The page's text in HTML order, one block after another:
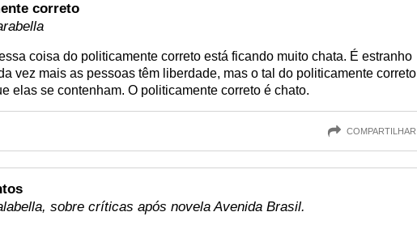
correto
coisa do politicamente correto está ficando muito chata. É estranho
vez mais as pessoas têm liberdade, mas o tal do politicamente correto
elas se contenham. O politicamente correto é chato.
COMPARTILHAR
sobre críticas após novela Avenida Brasil.